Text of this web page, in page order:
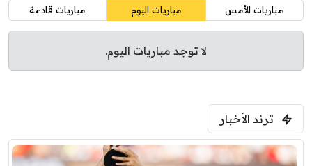
مباريات الأمس مباريات اليوم مباريات قادمة
لا توجد مباريات اليوم.
ترند الأخبار